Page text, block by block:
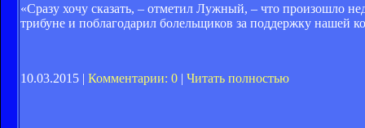
«Сразу хочу сказать, – отметил Лужный, – что произошло
трибуне и поблагодарил болельщиков за поддержку нашей
10.03.2015 | Комментарии: 0 | Читать полностью